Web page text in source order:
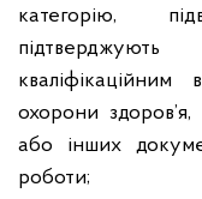
категорію,
підтверджують
охорони
або інших
роботи;